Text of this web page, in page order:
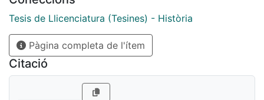
Tesis de Llicenciatura (Tesines) - Història
Pàgina completa de l'ítem
Citació